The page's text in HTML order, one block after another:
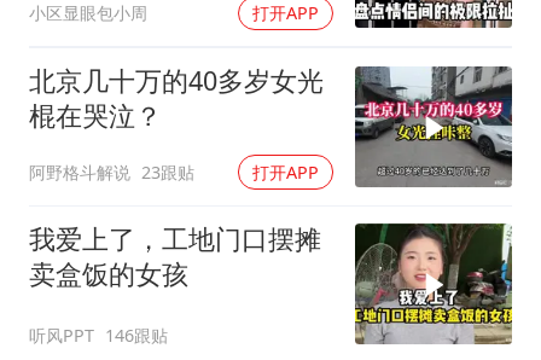
小区显眼包小周 打开APP
北京几十万的40多岁女光
棍在哭泣？
阿野格斗解说 23跟贴 打开APP
我爱上了，工地门口摆摊
卖盒饭的女孩
听风PPT 146跟贴